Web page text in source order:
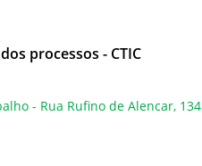
processos - CTIC
- Rua Rufino de Alencar, 134